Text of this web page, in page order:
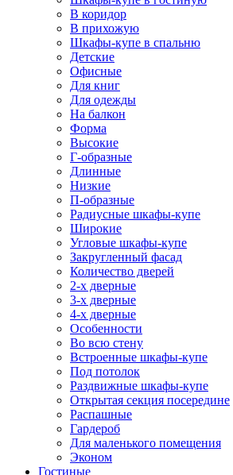
В коридор
В прихожую
Шкафы-купе в спальню
Детские
Офисные
Для книг
Для одежды
На балкон
Форма
Высокие
Г-образные
Длинные
Низкие
П-образные
Радиусные шкафы-купе
Широкие
Угловые шкафы-купе
Закругленный фасад
Количество дверей
2-х дверные
3-х дверные
4-х дверные
Особенности
Во всю стену
Встроенные шкафы-купе
Под потолок
Раздвижные шкафы-купе
Открытая секция посередине
Распашные
Гардероб
Для маленького помещения
Эконом
Гостиные